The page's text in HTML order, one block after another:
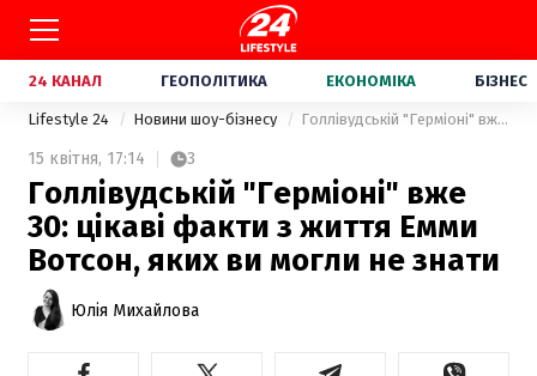
24 КАНАЛ ГЕОПОЛІТИКА ЕКОНОМІКА БІЗНЕС
Lifestyle 24 Новини шоу-бізнесу Голлівудській "Герміоні" вже 30: цікаві факти з життя Емми Вотсон, яких ви могли не знати
15 квітня, 17:14 3
Голлівудській "Герміоні" вже
30: цікаві факти з життя Емми
Вотсон, яких ви могли не знати
Юлія Михайлова